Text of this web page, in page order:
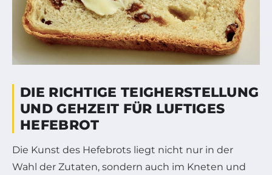
DIE RICHTIGE TEIGHERSTELLUNG
UND GEHZEIT FÜR LUFTIGES
HEFEBROT
Die Kunst des Hefebrots liegt nicht nur in der
Wahl der Zutaten, sondern auch im Kneten und